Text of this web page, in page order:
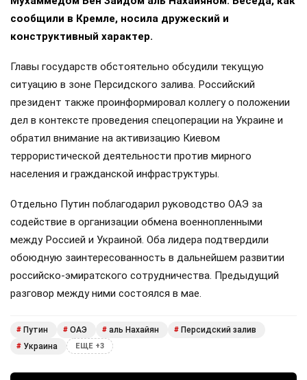
сообщили в Кремле, носила дружеский и
конструктивный характер.
Главы государств обстоятельно обсудили текущую
ситуацию в зоне Персидского залива. Российский
президент также проинформировал коллегу о положении
дел в контексте проведения спецоперации на Украине и
обратил внимание на активизацию Киевом
террористической деятельности против мирного
населения и гражданской инфраструктуры.
Отдельно Путин поблагодарил руководство ОАЭ за
содействие в организации обмена военнопленными
между Россией и Украиной. Оба лидера подтвердили
обоюдную заинтересованность в дальнейшем развитии
российско-эмиратского сотрудничества. Предыдущий
разговор между ними состоялся в мае.
# Путин # ОАЭ # аль Нахайян # Персидский залив
# Украина ЕЩЕ +3